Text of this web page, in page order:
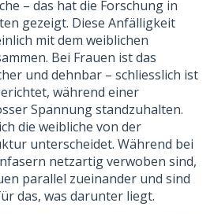
– das hat die Forschung in
gezeigt. Diese Anfälligkeit
mit dem weiblichen
Bei Frauen ist das
und dehnbar – schliesslich ist
während einer
Spannung standzuhalten.
die weibliche von der
unterscheidet. Während bei
netzartig verwoben sind,
parallel zueinander und sind
das, was darunter liegt.